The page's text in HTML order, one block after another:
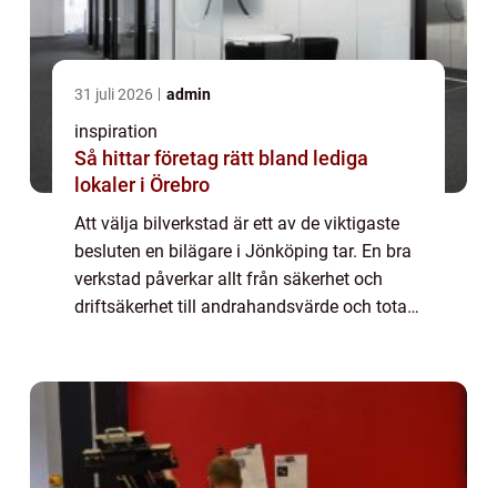
31 juli 2026 admin
inspiration
Så hittar företag rätt bland lediga
lokaler i Örebro
Att välja bilverkstad är ett av de viktigaste
besluten en bilägare i Jönköping tar. En bra
verkstad påverkar allt från säkerhet och
driftsäkerhet till andrahandsvärde och total